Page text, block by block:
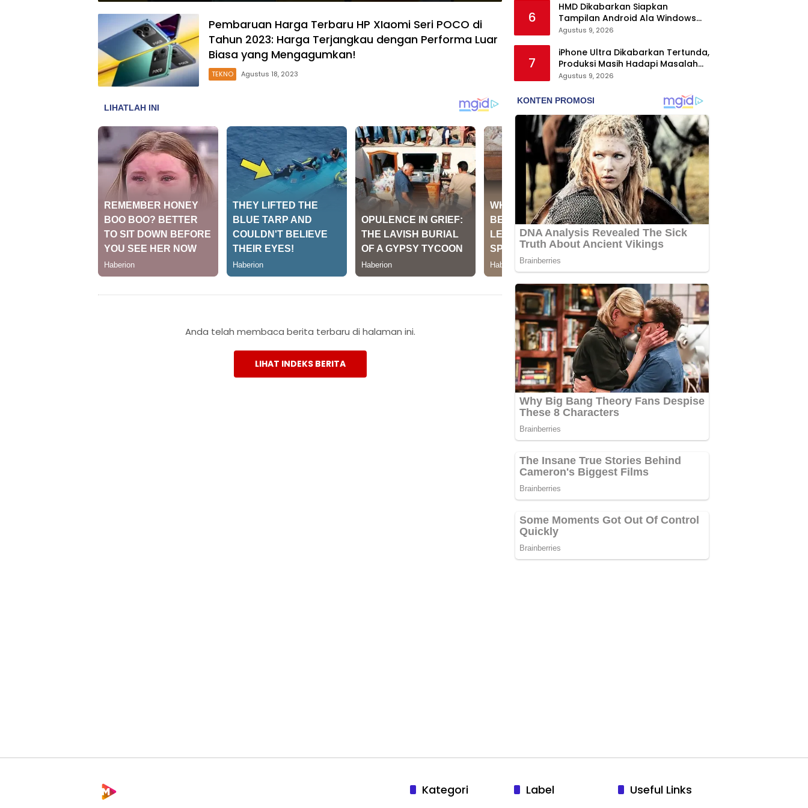
Pembaruan Harga Terbaru HP XIaomi Seri POCO di
Tahun 2023: Harga Terjangkau dengan Performa Luar
Biasa yang Mengagumkan!
TEKNO Agustus 18, 2023
Anda telah membaca berita terbaru di halaman ini.
LIHAT INDEKS BERITA
6
HMD Dikabarkan Siapkan
Tampilan Android Ala Windows
Phone
Agustus 9, 2026
7
iPhone Ultra Dikabarkan Tertunda,
Produksi Masih Hadapi Masalah
Engsel dan Layar
Agustus 9, 2026
Kategori Label Useful Links